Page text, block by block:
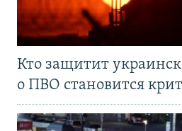
Кто защитит
о ПВО становится